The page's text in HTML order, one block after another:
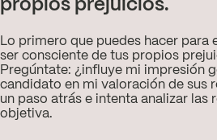
propios prejuicios.
Lo primero que puedes hacer para
ser consciente de tus propios
Pregúntate: ¿influye mi impresión
candidato en mi valoración de sus
un paso atrás e intenta analizar las
objetiva.